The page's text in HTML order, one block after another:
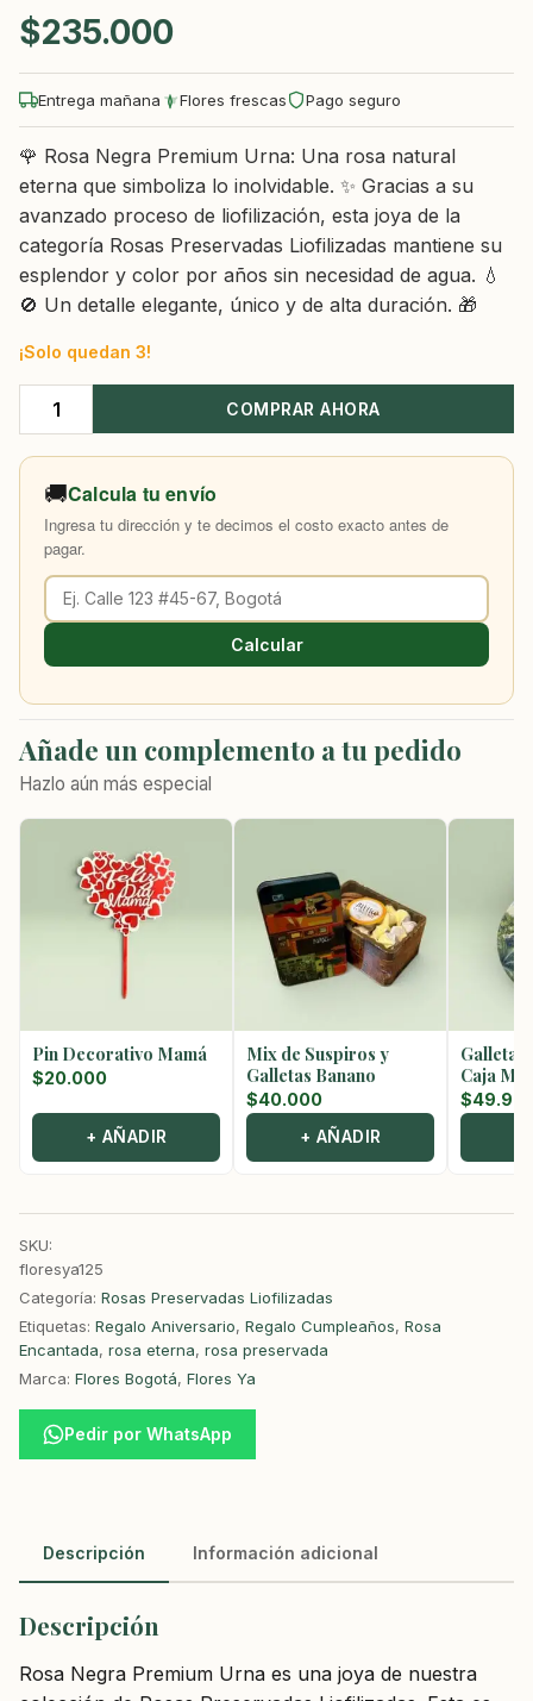
$235.000
Entrega mañana Flores frescas Pago seguro
🌹 Rosa Negra Premium Urna: Una rosa natural
eterna que simboliza lo inolvidable. ✨ Gracias a su
avanzado proceso de liofilización, esta joya de la
categoría Rosas Preservadas Liofilizadas mantiene su
esplendor y color por años sin necesidad de agua. 💧
🚫 Un detalle elegante, único y de alta duración. 🎁
¡Solo quedan 3!
Rosa
Negra
Premium
cantidad
COMPRAR AHORA
🚚Calcula tu envío
Ingresa tu dirección y te decimos el costo exacto antes de
pagar.
Calcular
Añade un complemento a tu pedido
Hazlo aún más especial
Pin Decorativo Mamá
$20.000
+ AÑADIR
Mix de Suspiros y
Galletas Banano
$40.000
+ AÑADIR
Galletas
Caja
$
SKU:
floresya125
Categoría: Rosas Preservadas Liofilizadas
Etiquetas: Regalo Aniversario, Regalo Cumpleaños, Rosa
Encantada, rosa eterna, rosa preservada
Marca: Flores Bogotá, Flores Ya
Pedir por WhatsApp
Descripción Información adicional
Descripción
Rosa Negra Premium Urna es una joya de nuestra